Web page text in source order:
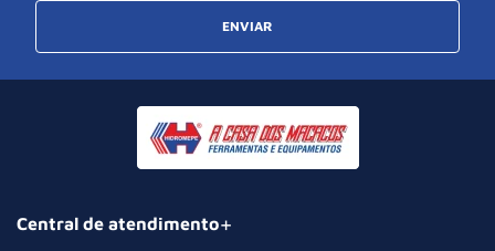
ENVIAR
Central de atendimento